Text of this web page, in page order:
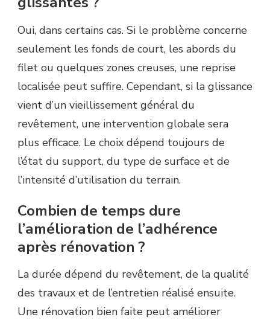
Oui, dans certains cas. Si le problème concerne
seulement les fonds de court, les abords du
filet ou quelques zones creuses, une reprise
localisée peut suffire. Cependant, si la glissance
vient d’un vieillissement général du
revêtement, une intervention globale sera
plus efficace. Le choix dépend toujours de
l’état du support, du type de surface et de
l’intensité d’utilisation du terrain.
Combien de temps dure
l’amélioration de l’adhérence
après rénovation ?
La durée dépend du revêtement, de la qualité
des travaux et de l’entretien réalisé ensuite.
Une rénovation bien faite peut améliorer